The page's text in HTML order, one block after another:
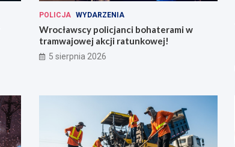
POLICJA WYDARZENIA
Wrocławscy policjanci bohaterami w
tramwajowej akcji ratunkowej!
5 sierpnia 2026